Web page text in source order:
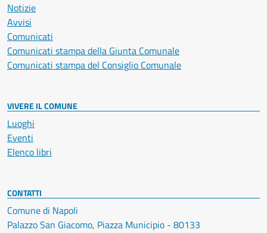
Notizie
Avvisi
Comunicati
Comunicati stampa della Giunta Comunale
Comunicati stampa del Consiglio Comunale
VIVERE IL COMUNE
Luoghi
Eventi
Elenco libri
CONTATTI
Comune di Napoli
Palazzo San Giacomo, Piazza Municipio - 80133